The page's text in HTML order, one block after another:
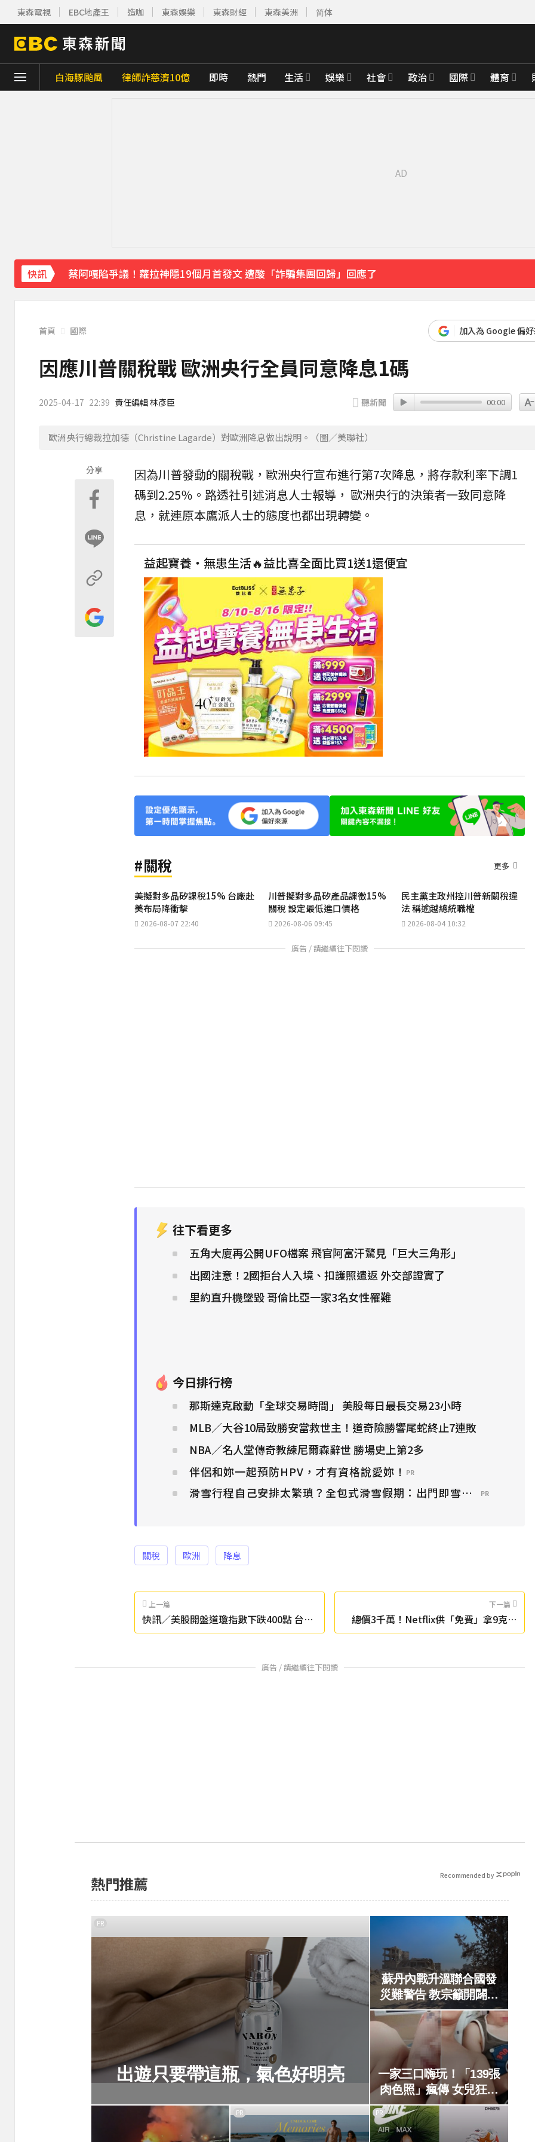
東森電視 EBC地產王 造咖 東森娛樂 東森財經 東森美洲 简体
白海豚颱風 律師詐慈濟10億 即時 熱門 生活 娛樂 社會 政治 國際 體育
快訊
蔡阿嘎陷爭議！蘿拉神隱19個月首發文 遭酸「詐騙集團回歸」回應了
肥大叔猝逝5天！原訂明直播說明突喊卡 團隊忍痛曝原因
下載東森App，隨時掌握天下大小事！
知三當三等渣男分手！他被正宮抓包竟「原諒和好」妹子崩潰
28分鐘前
首頁 國際 加入為 Google 偏
因應川普關稅戰 歐洲央行全員同意降息1碼
2025-04-17 22:39 責任編輯 林彥臣 聽新聞 00:00
歐洲央行總裁拉加德（Christine Lagarde）對歐洲降息做出說明。（圖／美聯社）
分享 因為川普發動的關稅戰， 歐洲央行宣布進行第7次降息 ，將存款利率下調1
碼到2.25％。路透社引述消息人士報導， 歐洲央行的決策者一致同意降
息，就連原本鷹派人士的態度也都出現轉變。
益起寶養・無患生活🔥益比喜全面比買1送1還便宜
#關稅 更多
美擬對多晶矽課稅15% 台廠赴
美布局降衝擊
2026-08-07 22:40
川普擬對多晶矽產品課徵15%
關稅 設定最低進口價格
2026-08-06 09:45
民主黨主政州控川普新關稅違
法 稱逾越總統職權
2026-08-04 10:32
廣告 / 請繼續往下閱讀
往下看更多
五角大廈再公開UFO檔案 飛官阿富汗驚見「巨大三角形」
出國注意！2國拒台人入境、扣護照遣返 外交部證實了
里約直升機墜毀 哥倫比亞一家3名女性罹難
今日排行榜
那斯達克啟動「全球交易時間」 美股每日最長交易23小時
MLB／大谷10局致勝安當救世主！道奇險勝響尾蛇終止7連敗
NBA／名人堂傳奇教練尼爾森辭世 勝場史上第2多
伴侶和妳一起預防HPV，才有資格說愛妳！ PR
滑雪行程自己安排太繁瑣？全包式滑雪假期：出門即雪場，一價全包
PR
關稅 歐洲 降息
上一篇
快訊／美股開盤道瓊指數下跌400點 台積
電股價上漲3%
下一篇
總價3千萬！Netflix供「免費」拿9克拉
鑽石的機會
廣告 / 請繼續往下閱讀
熱門推薦
出遊只要帶這瓶，氣色好明亮
PR
蘇丹內戰升溫聯合國發
災難警告 教宗籲開闢人
道走廊
一家三口嗨玩！「139張
肉色照」瘋傳 女兒狂戰
爸爸懷孕
PR PR
Recommended by